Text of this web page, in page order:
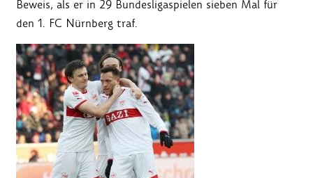
Beweis, als er in 29 Bundesligaspielen sieben Mal für
den 1. FC Nürnberg traf.